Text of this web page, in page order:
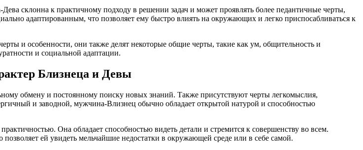
склонна к практичному подходу в решении задач и может проявлять более педантичные черты,
адаптированным, что позволяет ему быстро влиять на окружающих и легко приспосабливаться к
и особенности, они также делят некоторые общие черты, такие как ум, общительность и
и социальной адаптации.
Близнеца и Девы
обмену и постоянному поиску новых знаний. Также присутствуют черты легкомыслия,
и заводной, мужчина-Bлизнец обычно обладает открытой натурой и способностью
Она обладает способностью видеть детали и стремится к совершенству во всем.
ей увидеть мельчайшие недостатки в окружающей среде или в себе самой.